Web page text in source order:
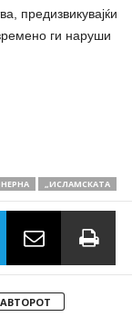
предизвикувајќи
ги наруши
„ИСЛАМСКАТА